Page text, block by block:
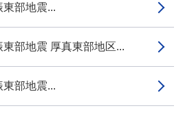
部地震...
部地震 厚真東部地区...
部地震...